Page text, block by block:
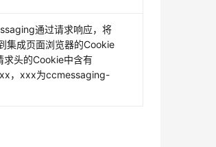
通过请求响应，将
成页面浏览器的Cookie
求头的Cookie中含有
，xxx为ccmessaging-